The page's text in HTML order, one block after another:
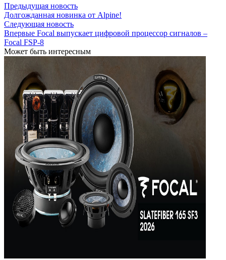
Предыдущая новость
Долгожданная новинка от Alpine!
Следующая новость
Впервые Focal выпускает цифровой процессор сигналов –
Focal FSP-8
Может быть интересным